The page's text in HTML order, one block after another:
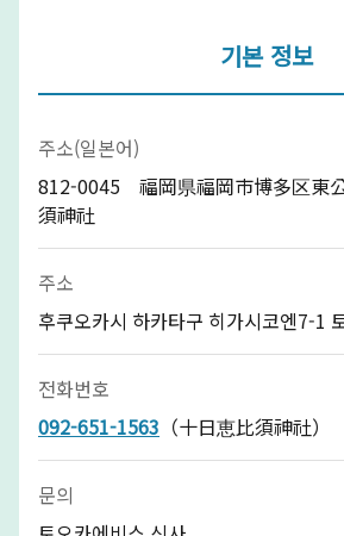
기본 정보
주소(일본어)
812-0045 福岡県福岡市博多区東
須神社
주소
후쿠오카시 하카타구 히가시코엔7-1
전화번호
092-651-1563 （十日恵比須神社）
문의